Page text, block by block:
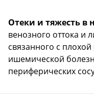
Отеки и тяжесть в
венозного оттока и
связанного с
ишемической
периферических